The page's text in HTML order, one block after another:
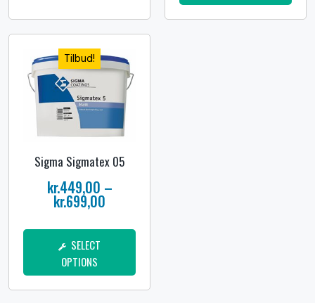
Tilbud!
Sigma Sigmatex 05
kr.449,00 –
kr.699,00
SELECT
OPTIONS